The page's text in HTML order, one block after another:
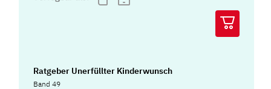
Ratgeber Unerfüllter Kinderwunsch
Band 49